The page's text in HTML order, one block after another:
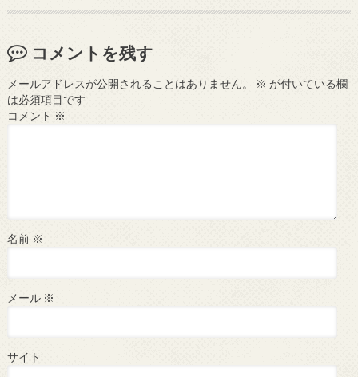
コメントを残す
メールアドレスが公開されることはありません。 ※ が付いている欄
は必須項目です
コメント ※
名前 ※
メール ※
サイト